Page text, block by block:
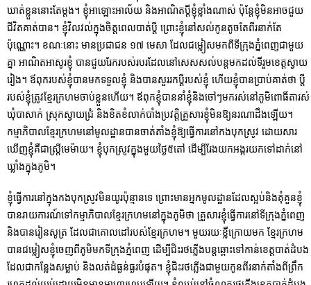
ឃាត់ខ្លួននោះតែម្តង។ ខ្ញុំអាឡោះអាល័យ និងអាណិតប្តីខ្ញុំខ្លាំងណាស់ ប៉ុន្តែខ្ញុំមិនអាចជួយ
ជីវិតគាត់បាន។ ខ្ញុំវិលវល់ក្នុងចិត្តពេលបាត់ប្តី ព្រោះខ្ញុំនៅសល់កូនតូចតែពីរនាក់តែ
ប៉ុណ្ណោះ។ ខណៈនោះ មានប្រជាជន ១៧ មេសា ដែលជម្លៀសមកពីទីក្រុងភ្នំពេញជាមួយ
គ្នា អាណិតអាសូរខ្ញុំ បានជួយរែករបស់របរដែលនៅសេសសល់បន្តមកដល់ទីរួមខេត្តស្វាយ
រៀង។ ឪពុករបស់ខ្ញុំបានមកទទួលខ្ញុំ និងបានសួររកប្តីរបស់ខ្ញុំ ហើយខ្ញុំបានប្រាប់គាត់ថា ប្តី
របស់ខ្ញុំត្រូវខ្មែរក្រហមចាប់ខ្លួនហើយ។ ឪពុកខ្ញុំបាននាំខ្ញុំនិងចៅៗមករស់នៅភូមិពោធិ៍តារស់
ឃុំបាសាក់ ស្រុកស្វាយជ្រំ និងខិតខំលាក់បាំងប្រវត្តិគ្រួសារខ្ញុំមិនឱ្យនរ​ណាដឹងឡើយ។
កម្មាភិបាលខ្មែរក្រហមនៅមូលដ្ឋានបានចាត់តាំងខ្ញុំឱ្យធ្វើការនៅកងបុកស្រូវ ដោយ​សារ
ឃើញខ្ញុំគឺជាស្រ្តីមេម៉ាយ។ ខ្ញុំបុកស្រូវក្នុងមួយថ្ងៃ៥តៅ ដើម្បីរែងយកអង្ករយកទៅដាក់នៅ
ឃ្លាំងក្នុងភូមិ។
ខ្ញុំធ្វើការនៅក្នុងកងបុកស្រូវមិនយូរប៉ុន្មានទេ ព្រោះមានអ្នកមូលដ្ឋានដែលស្អប់និងគុំគួនខ្ញុំ
បានរាយការណ៍ទៅកម្មាភិបាលខ្មែរក្រហមនៅក្នុងភូមិថា គ្រួសារខ្ញុំធ្វើការនៅទីក្រុងភ្នំពេញ
និងបានរៀនសូត្រ ដែលជាគោលដៅរបស់ខ្មែរក្រហម។ មួយរយៈខ្លីក្រោយមក ខ្មែរក្រហម
បានជម្លៀសខ្ញុំចេញពីភូមិមកទីក្រុងភ្នំពេញ ដើម្បីជិះរថភ្លើងបន្តឆ្ពោះទៅកាន់ខេត្តបាត់ដំបង
ដែលជាកន្លែងសម្លាប់ និងលត់ដំធ្ងន់ធ្ងរបំផុត។ ខ្ញុំជិះរថភ្លើងជាមួយកូនពីរនាក់តាំងពីព្រឹក